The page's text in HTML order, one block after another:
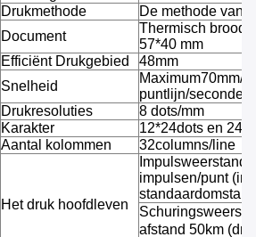
Drukmethode
De methode van
Document
Thermisch
57*40 mm
Efficiënt Drukgebied
48mm
Snelheid
Maximum70mm/
puntlijn/seconde)
Drukresoluties
8 dots/mm
Karakter
12*24dots en
Aantal kolommen
32columns/line
Het druk hoofdleven
impulsen/punt (in
afstand 50km